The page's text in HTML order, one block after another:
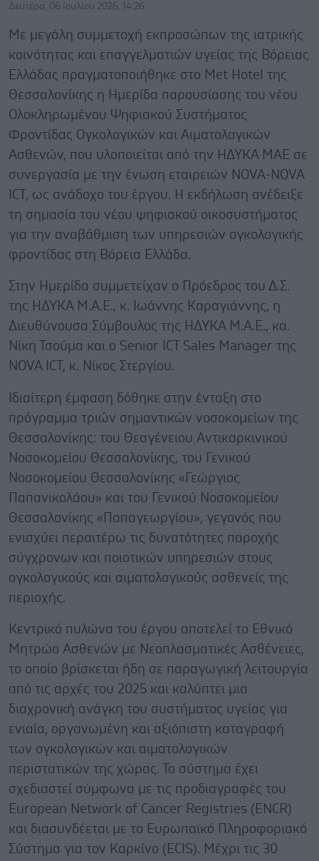
Δευτέρα, 06 Ιουλίου 2026, 14:26
Με μεγάλη συμμετοχή εκπροσώπων της ιατρικής
κοινότητας και επαγγελματιών υγείας της Βόρειας
Ελλάδας πραγματοποιήθηκε στο Met Hotel της
Θεσσαλονίκης η Ημερίδα παρουσίασης του νέου
Ολοκληρωμένου Ψηφιακού Συστήματος
Φροντίδας Ογκολογικών και Αιματολογικών
Ασθενών, που υλοποιείται από την ΗΔΥΚΑ ΜΑΕ σε
συνεργασία με την ένωση εταιρειών NOVA-NOVA
ICT, ως ανάδοχο του έργου. Η εκδήλωση ανέδειξε
τη σημασία του νέου ψηφιακού οικοσυστήματος
για την αναβάθμιση των υπηρεσιών ογκολογικής
φροντίδας στη Βόρεια Ελλάδα.
Στην Ημερίδα συμμετείχαν ο Πρόεδρος του Δ.Σ.
της ΗΔΥΚΑ Μ.Α.Ε., κ. Ιωάννης Καραγιάννης, η
Διευθύνουσα Σύμβουλος της ΗΔΥΚΑ Μ.Α.Ε., κα.
Νίκη Τσούμα και ο Senior ICT Sales Manager της
NOVA ICT, κ. Νίκος Στεργίου.
Ιδιαίτερη έμφαση δόθηκε στην ένταξη στο
πρόγραμμα τριών σημαντικών νοσοκομείων της
Θεσσαλονίκης: του Θεαγένειου Αντικαρκινικού
Νοσοκομείου Θεσσαλονίκης, του Γενικού
Νοσοκομείου Θεσσαλονίκης «Γεώργιος
Παπανικολάου» και του Γενικού Νοσοκομείου
Θεσσαλονίκης «Παπαγεωργίου», γεγονός που
ενισχύει περαιτέρω τις δυνατότητες παροχής
σύγχρονων και ποιοτικών υπηρεσιών στους
ογκολογικούς και αιματολογικούς ασθενείς της
περιοχής.
Κεντρικό πυλώνα του έργου αποτελεί το Εθνικό
Μητρώο Ασθενών με Νεοπλασματικές Ασθένειες,
το οποίο βρίσκεται ήδη σε παραγωγική λειτουργία
από τις αρχές του 2025 και καλύπτει μια
διαχρονική ανάγκη του συστήματος υγείας για
ενιαία, οργανωμένη και αξιόπιστη καταγραφή
των ογκολογικών και αιματολογικών
περιστατικών της χώρας. Το σύστημα έχει
σχεδιαστεί σύμφωνα με τις προδιαγραφές του
European Network of Cancer Registries (ENCR)
και διασυνδέεται με το Ευρωπαϊκό Πληροφοριακό
Σύστημα για τον Καρκίνο (ECIS). Μέχρι τις 30